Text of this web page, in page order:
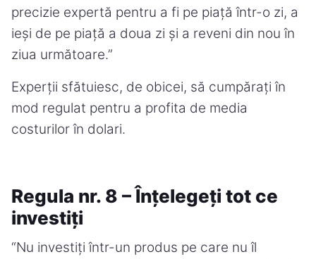
precizie expertă pentru a fi pe piață într-o zi, a
ieși de pe piață a doua zi și a reveni din nou în
ziua următoare.”
Experții sfătuiesc, de obicei, să cumpărați în
mod regulat pentru a profita de media
costurilor în dolari.
Regula nr. 8 – Înțelegeți tot ce
investiți
“Nu investiți într-un produs pe care nu îl